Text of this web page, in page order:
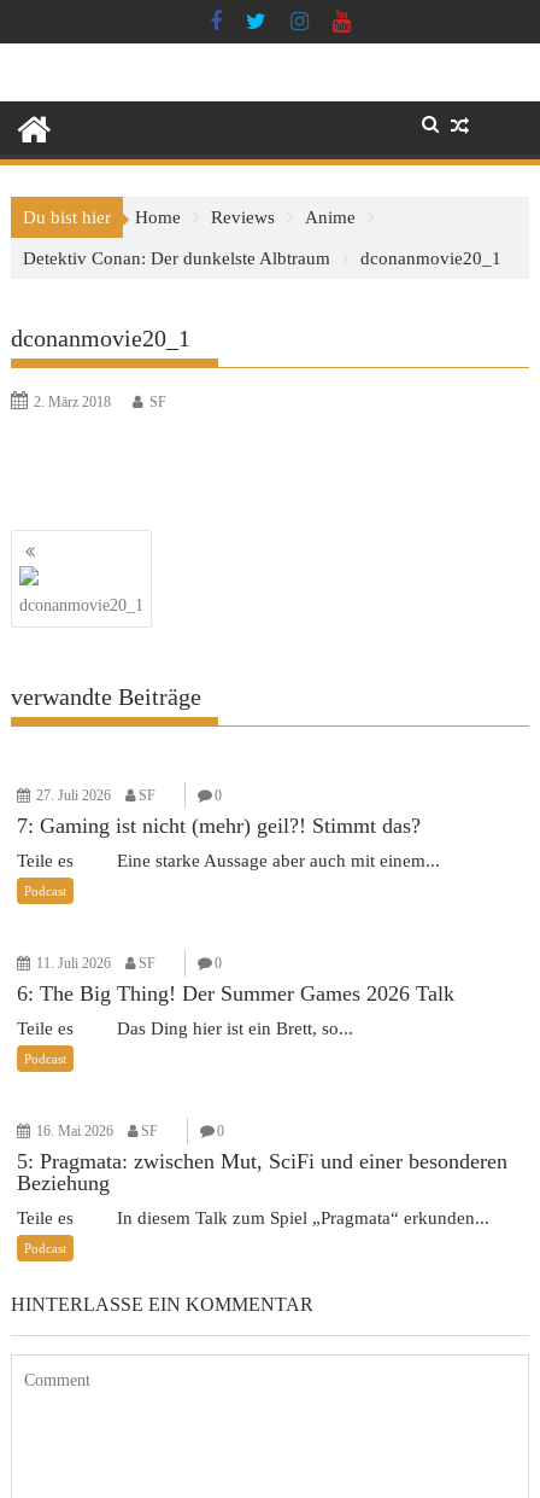
to
Du bist hier Home Reviews Anime
Detektiv Conan: Der dunkelste Albtraum dconanmovie20_1
dconanmovie20_1
2. März 2018 SF
Beitragsnavigation
dconanmovie20_1
verwandte Beiträge
27. Juli 2026 SF 0
7: Gaming ist nicht (mehr) geil?! Stimmt das?
Teile es Eine starke Aussage aber auch mit einem...
Podcast
11. Juli 2026 SF 0
6: The Big Thing! Der Summer Games 2026 Talk
Teile es Das Ding hier ist ein Brett, so...
Podcast
16. Mai 2026 SF 0
5: Pragmata: zwischen Mut, SciFi und einer besonderen
Beziehung
Teile es In diesem Talk zum Spiel „Pragmata“ erkunden...
Podcast
HINTERLASSE EIN KOMMENTAR